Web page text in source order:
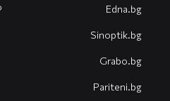
Edna.bg
Sinoptik.bg
Grabo.bg
Pariteni.bg